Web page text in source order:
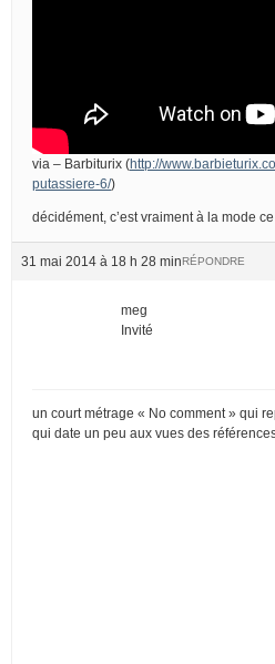
via – Barbiturix (http://
putassiere-6/)
décidément, c’est vraiment à la mode ce
31 mai 2014 à 18 h 28 minRÉPONDRE
meg
Invité
un court métrage « No comment » qui
qui date un peu aux vues des